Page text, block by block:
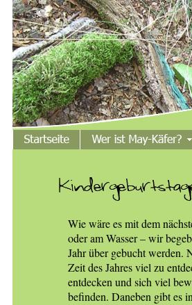
Wie wäre es mit dem
oder am Wasser – wir
Jahr über gebucht werden.
Zeit des Jahres viel zu
entdecken und sich viel
befinden. Daneben gibt es